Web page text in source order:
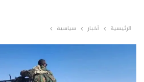
الرئيسية أخبار سياسية